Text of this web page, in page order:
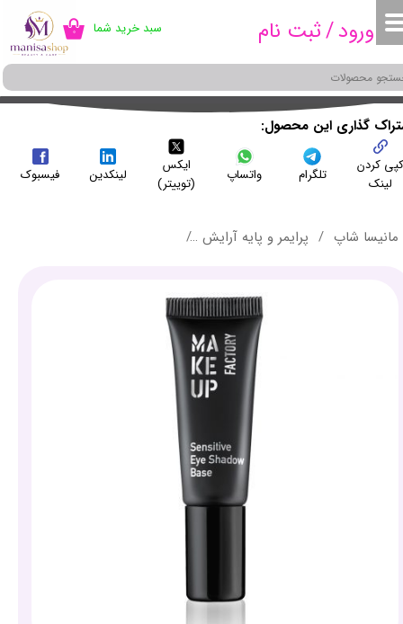
ورود/ثبت نامحساب کاربری من
تغییر گذر واژه
سفارشات
خروج از حساب کاربری
۰ سبد خرید شما
مانیسا شاپ پرایمر و پایه آرایش
کردن
لینک
تلگرام واتساپ
ایکس
(توییتر)
لینکدین فیسبوک
گذاری این محصول